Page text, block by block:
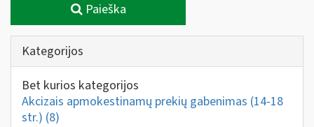
Paieška
Kategorijos
Bet kurios kategorijos
Akcizais apmokestinamų prekių gabenimas (14-18
str.) (8)